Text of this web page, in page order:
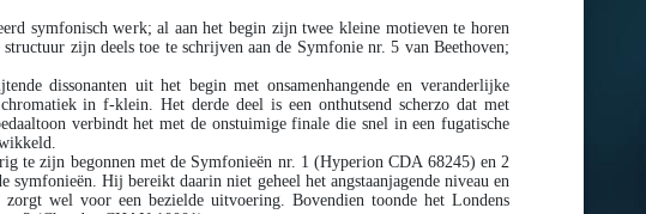
symfonisch werk; al aan het begin zijn twee kleine motieven te horen
zijn deels toe te schrijven aan de Symfonie nr. 5 van Beethoven;
dissonanten uit het begin met onsamenhangende en veranderlijke
in f-klein. Het derde deel is een onthutsend scherzo dat met
verbindt het met de onstuimige finale die snel in een fugatische
te zijn begonnen met de Symfonieën nr. 1 (Hyperion CDA 68245) en 2
Hij bereikt daarin niet geheel het angstaanjagende niveau en
wel voor een bezielde uitvoering. Bovendien toonde het Londens